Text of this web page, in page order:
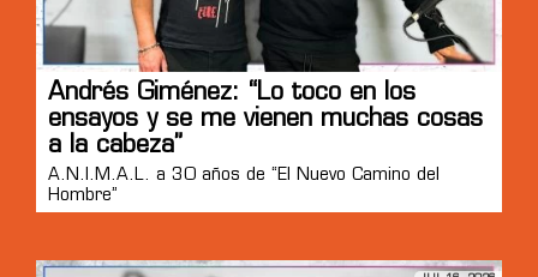
Andrés Giménez: “Lo toco en los
ensayos y se me vienen muchas cosas
a la cabeza”
A.N.I.M.A.L. a 30 años de “El Nuevo Camino del
Hombre”